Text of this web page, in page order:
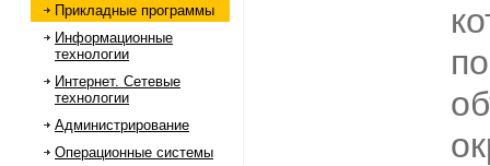
Прикладные программы
Информационные
технологии
Интернет. Сетевые
технологии
Администрирование
Операционные системы